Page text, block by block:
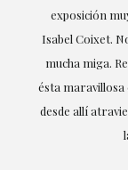
exposición
Isabel Coixet.
mucha miga.
ésta
desde allí